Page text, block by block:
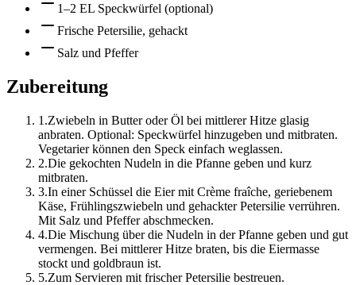
1–2 EL Speckwürfel (optional)
Frische Petersilie, gehackt
Salz und Pfeffer
Zubereitung
1 .Zwiebeln in Butter oder Öl bei mittlerer Hitze glasig
anbraten. Optional: Speckwürfel hinzugeben und mitbraten.
Vegetarier können den Speck einfach weglassen.
2.Die gekochten Nudeln in die Pfanne geben und kurz
mitbraten.
3.In einer Schüssel die Eier mit Crème fraîche, geriebenem
Käse, Frühlingszwiebeln und gehackter Petersilie verrühren.
Mit Salz und Pfeffer abschmecken.
4.Die Mischung über die Nudeln in der Pfanne geben und gut
vermengen. Bei mittlerer Hitze braten, bis die Eiermasse
stockt und goldbraun ist.
5.Zum Servieren mit frischer Petersilie bestreuen.